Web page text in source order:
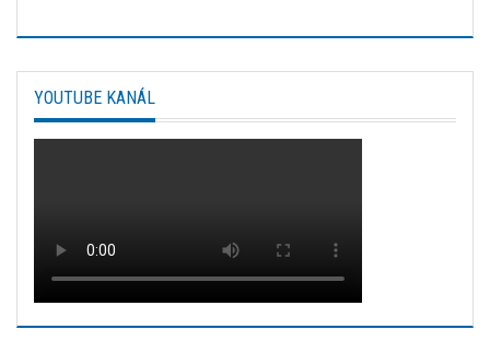
YOUTUBE KANÁL